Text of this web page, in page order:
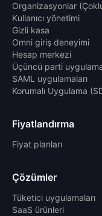
Organizasyonlar
Kullanıcı yönetimi
Gizli kasa
Omni giriş deneyimi
Hesap merkezi
Üçüncü parti
SAML uygulamaları
Korumalı Uygulama
Fiyatlandırma
Fiyat planları
Çözümler
Tüketici uygulamaları
SaaS ürünleri